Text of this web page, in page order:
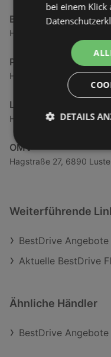
BP Austria
Harderstraße 84, 6972
Peugeot Austria
Harderstraße 1, 6972
Leitner GmbH & Co KG
Harderstraße 1, 6972
OMV
Hagstraße 27, 6890
Weiterführende
BestDrive Angebote
Aktuelle BestDrive
Ähnliche Händler
BestDrive Angebote
bei einem Klick
DETAILS